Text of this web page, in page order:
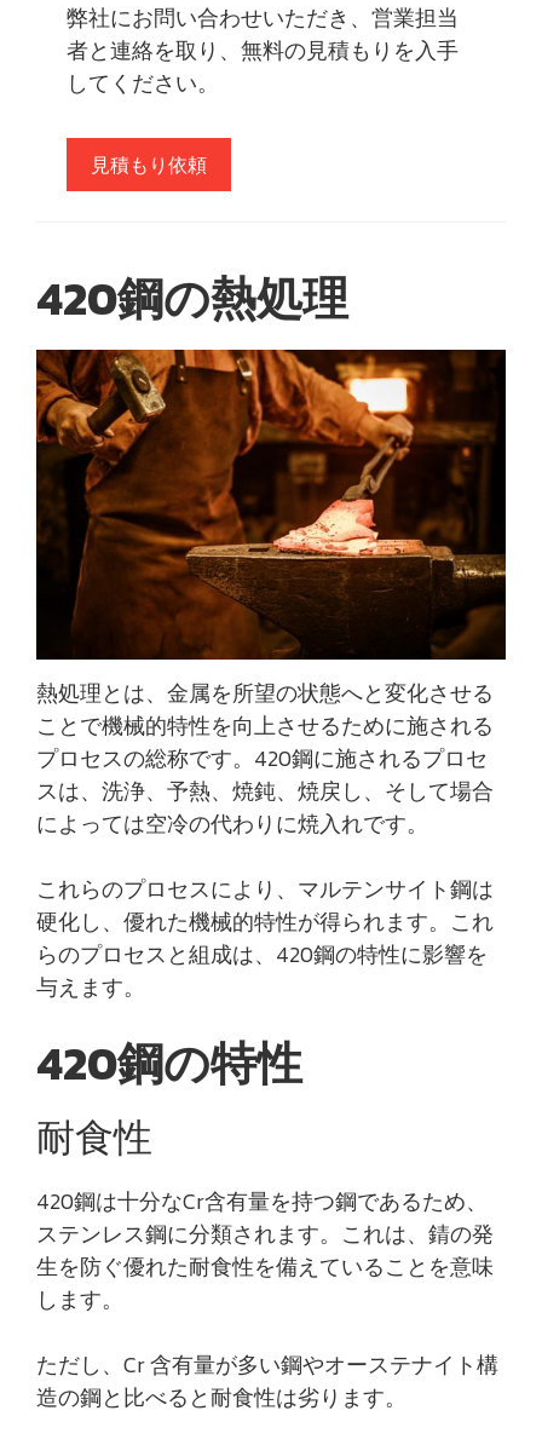
弊社にお問い合わせいただき、営業担当
者と連絡を取り、無料の見積もりを入手
してください。
見積もり依頼
420鋼の熱処理
熱処理とは、金属を所望の状態へと変化させる
ことで機械的特性を向上させるために施される
プロセスの総称です。420鋼に施されるプロセ
スは、洗浄、予熱、焼鈍、焼戻し、そして場合
によっては空冷の代わりに焼入れです。
これらのプロセスにより、マルテンサイト鋼は
硬化し、優れた機械的特性が得られます。これ
らのプロセスと組成は、420鋼の特性に影響を
与えます。
420鋼の特性
耐食性
420鋼は十分なCr含有量を持つ鋼であるため、
ステンレス鋼に分類されます。これは、錆の発
生を防ぐ優れた耐食性を備えていることを意味
します。
ただし、Cr 含有量が多い鋼やオーステナイト構
造の鋼と比べると耐食性は劣ります。